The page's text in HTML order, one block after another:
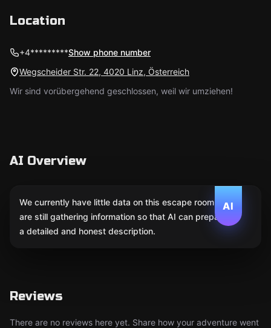
Location
+4*********Show phone number
Wegscheider Str. 22, 4020 Linz, Österreich
Wir sind vorübergehend geschlossen, weil wir umziehen!
AI Overview
AI
We currently have little data on this escape room. We
are still gathering information so that AI can prepare
a detailed and honest description.
Reviews
There are no reviews here yet. Share how your adventure went